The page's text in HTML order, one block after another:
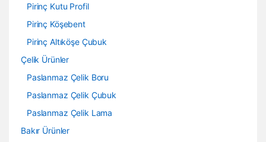
Pirinç Kutu Profil
Pirinç Köşebent
Pirinç Altıköşe Çubuk
Çelik Ürünler
Paslanmaz Çelik Boru
Paslanmaz Çelik Çubuk
Paslanmaz Çelik Lama
Bakır Ürünler